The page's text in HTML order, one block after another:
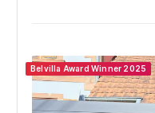
Belvilla Award Winner 2025